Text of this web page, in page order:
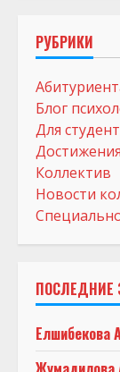
РУБРИКИ
Блог
Для
Достижения
Коллектив
Новости
ПОСЛЕДНИЕ
Елшибекова